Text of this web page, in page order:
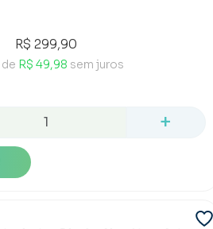
R$ 299,90
de R$ 49,98 sem juros
+